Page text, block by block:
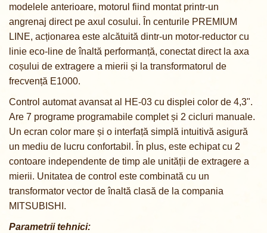
modelele anterioare, motorul fiind montat printr-un
angrenaj direct pe axul cosului. În centurile PREMIUM
LINE, acționarea este alcătuită dintr-un motor-reductor cu
linie eco-line de înaltă performanță, conectat direct la axa
coșului de extragere a mierii și la transformatorul de
frecvență E1000.
Control automat avansat al HE-03 cu displei color de 4,3".
Are 7 programe programabile complet și 2 cicluri manuale.
Un ecran color mare și o interfață simplă intuitivă asigură
un mediu de lucru confortabil. În plus, este echipat cu 2
contoare independente de timp ale unității de extragere a
mierii. Unitatea de control este combinată cu un
transformator vector de înaltă clasă de la compania
MITSUBISHI.
Parametrii tehnici: